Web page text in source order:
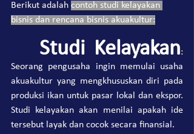
Berikut adalah contoh studi kelayakan
bisnis dan rencana bisnis akuakultur:
Studi Kelayakan:
Seorang pengusaha ingin memulai usaha
akuakultur yang mengkhususkan diri pada
produksi ikan untuk pasar lokal dan ekspor.
Studi kelayakan akan menilai apakah ide
tersebut layak dan cocok secara finansial.